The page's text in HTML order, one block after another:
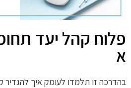
פלוח קהל יעד
א
בהדרכה זו תלמדו לעומק איך להגדיר